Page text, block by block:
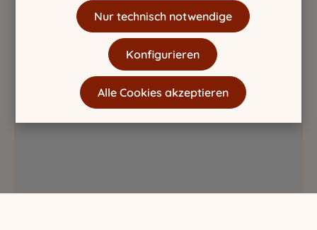
Nur technisch notwendige
Konfigurieren
Alle Cookies akzeptieren